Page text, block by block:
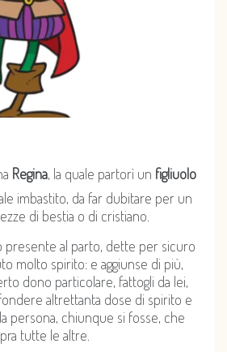
Regina, la quale partorì un figliuolo
imbastito, da far dubitare per un
di bestia o di cristiano.
presente al parto, dette per sicuro
molto spirito: e aggiunse di più,
dono particolare, fattogli da lei,
altrettanta dose di spirito e
persona, chiunque si fosse, che
tutte le altre.